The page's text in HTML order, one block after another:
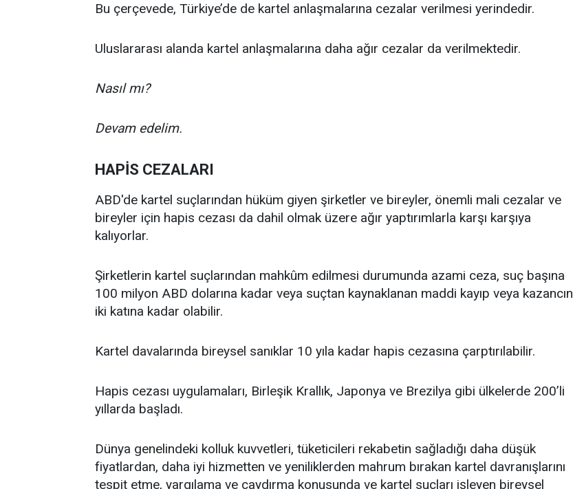
Bu çerçevede, Türkiye’de de kartel anlaşmalarına cezalar verilmesi yerindedir.
Uluslararası alanda kartel anlaşmalarına daha ağır cezalar da verilmektedir.
Nasıl mı?
Devam edelim.
HAPİS CEZALARI
ABD'de kartel suçlarından hüküm giyen şirketler ve bireyler, önemli mali cezalar ve
bireyler için hapis cezası da dahil olmak üzere ağır yaptırımlarla karşı karşıya
kalıyorlar.
Şirketlerin kartel suçlarından mahkûm edilmesi durumunda azami ceza, suç başına
100 milyon ABD dolarına kadar veya suçtan kaynaklanan maddi kayıp veya kazancın
iki katına kadar olabilir.
Kartel davalarında bireysel sanıklar 10 yıla kadar hapis cezasına çarptırılabilir.
Hapis cezası uygulamaları, Birleşik Krallık, Japonya ve Brezilya gibi ülkelerde 200’li
yıllarda başladı.
Dünya genelindeki kolluk kuvvetleri, tüketicileri rekabetin sağladığı daha düşük
fiyatlardan, daha iyi hizmetten ve yeniliklerden mahrum bırakan kartel davranışlarını
tespit etme, yargılama ve caydırma konusunda ve kartel suçları işleyen bireysel